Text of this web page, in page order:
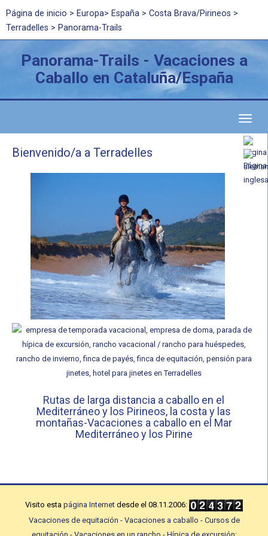
Página de inicio > Europa> España > Costa Brava/Pirineos >
Terradelles > Panorama-Trails
Panorama-Trails - Vacaciones a
Caballo en Cataluña/España
Toggle
Bienvenido/a a Terradelles
Rutas de larga distancia a caballo en el
Mediterráneo y los Pirineos, la costa y las
montañas-Vacaciones a caballo en el Mar
Mediterráneo y los Pirine
Visito esta página Internet desde el 08.11.2006:
Vacaciones de equitación - Vacaciones a caballo - Cursos de